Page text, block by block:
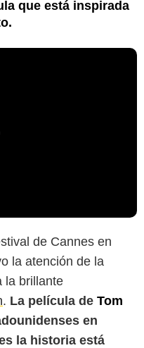
que está inspirada
de Cannes en
la atención de la
la brillante
. La película de Tom
en
la historia está